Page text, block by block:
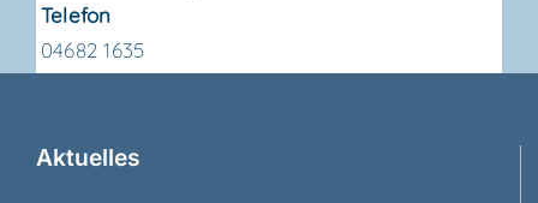
Telefon
04682 1635
Aktu­el­les